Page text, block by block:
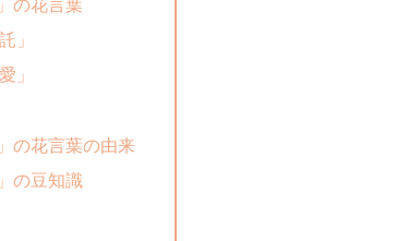
の花言葉
」
」
の花言葉の由来
の豆知識